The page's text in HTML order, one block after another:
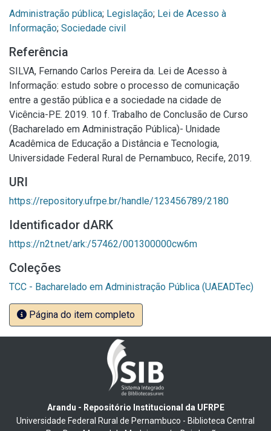
Administração pública; Legislação; Lei de Acesso à
Informação; Sociedade civil
Referência
SILVA, Fernando Carlos Pereira da. Lei de Acesso à
Informação: estudo sobre o processo de comunicação
entre a gestão pública e a sociedade na cidade de
Vicência-PE. 2019. 10 f. Trabalho de Conclusão de Curso
(Bacharelado em Administração Pública)- Unidade
Acadêmica de Educação a Distância e Tecnologia,
Universidade Federal Rural de Pernambuco, Recife, 2019.
URI
https://repository.ufrpe.br/handle/123456789/2180
Identificador dARK
https://n2t.net/ark:/57462/001300000cw6m
Coleções
TCC - Bacharelado em Administração Pública (UAEADTec)
Página do item completo
Arandu - Repositório Institucional da UFRPE
Universidade Federal Rural de Pernambuco - Biblioteca Central